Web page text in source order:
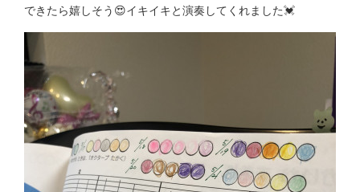
できたら嬉しそう😍イキイキと演奏してくれました💓